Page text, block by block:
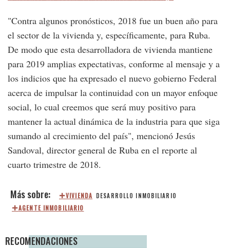
"Contra algunos pronósticos, 2018 fue un buen año para
el sector de la vivienda y, específicamente, para Ruba.
De modo que esta desarrolladora de vivienda mantiene
para 2019 amplias expectativas, conforme al mensaje y a
los indicios que ha expresado el nuevo gobierno Federal
acerca de impulsar la continuidad con un mayor enfoque
social, lo cual creemos que será muy positivo para
mantener la actual dinámica de la industria para que siga
sumando al crecimiento del país", mencionó Jesús
Sandoval, director general de Ruba en el reporte al
cuarto trimestre de 2018.
VIVIENDA DESARROLLO INMOBILIARIO
AGENTE INMOBILIARIO
RECOMENDACIONES